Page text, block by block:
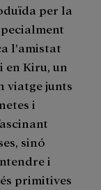
per la
l’amistat
en Kiru, un
viatge junts
i
sinó
i
primitives